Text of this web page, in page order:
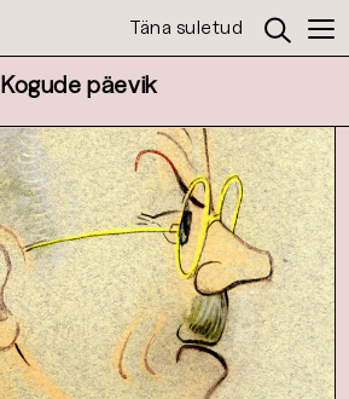
Täna suletud
Kogude päevik